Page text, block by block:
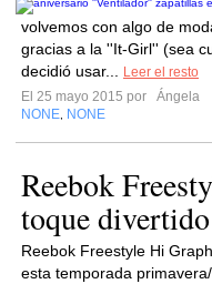
volvemos con algo de
gracias a la ''It-Girl'' (sea
decidió usar...
Leer el resto
El 25 mayo 2015 por
Ángela
NONE NONE
Reebok
toque
Reebok Freestyle Hi
esta temporada